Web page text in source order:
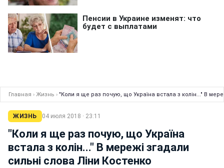
Главная › Жизнь › "Коли я ще раз почую, що Україна встала з колін..." В
ЖИЗНЬ 04 июля 2018 · 23:11
"Коли я ще раз почую, що Україна
встала з колін..." В мережі згадали
сильні слова Ліни Костенко